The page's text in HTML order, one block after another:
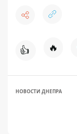
👍 🔥
НОВОСТИ ДНЕПРА